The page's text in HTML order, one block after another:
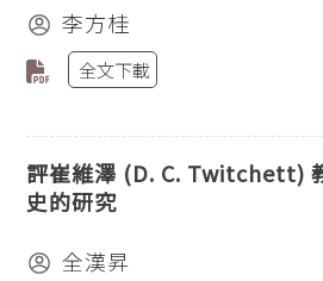
李方桂
全文下載
評崔維澤 (D. C. Twitchett)
史的研究
全漢昇